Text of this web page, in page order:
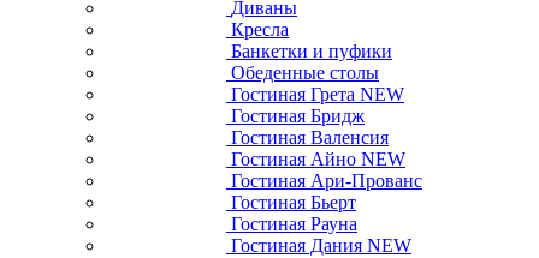
Диваны
Кресла
Банкетки и пуфики
Обеденные столы
Гостиная Грета NEW
Гостиная Бридж
Гостиная Валенсия
Гостиная Айно NEW
Гостиная Ари-Прованс
Гостиная Бьерт
Гостиная Рауна
Гостиная Дания NEW